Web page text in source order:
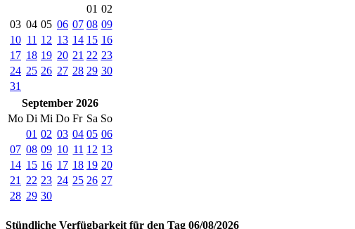
01 02
03 04 05 06 07 08 09
10 11 12 13 14 15 16
17 18 19 20 21 22 23
24 25 26 27 28 29 30
31
September 2026
Mo Di Mi Do Fr Sa So
01 02 03 04 05 06
07 08 09 10 11 12 13
14 15 16 17 18 19 20
21
22 23 24 25 26 27
28 29 30
Stündliche Verfügbarkeit für den Tag 06/08/2026